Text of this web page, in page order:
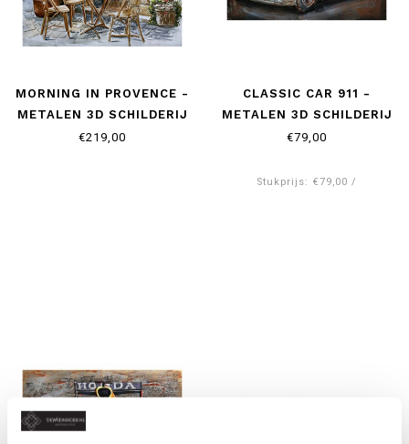
MORNING IN PROVENCE -
METALEN 3D SCHILDERIJ
€219,00
CLASSIC CAR 911 -
METALEN 3D SCHILDERIJ
€79,00
Stukprijs: €79,00 /